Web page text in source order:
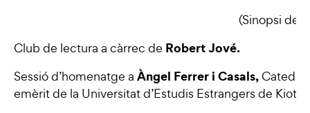
(Sinopsi del
Club de lectura a càrrec de Robert Jové.
Sessió d’homenatge a Àngel Ferrer i Casals,
emèrit de la Universitat d’Estudis Estrangers de Kioto.